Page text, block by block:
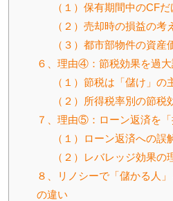
（１）保有期間中のCF
（２）売却時の損益の考
（３）都市部物件の資産
６、理由④：節税効果を過
（１）節税は「儲け」の
（２）所得税率別の節税
７、理由⑤：ローン返済を
（１）ローン返済への誤
（２）レバレッジ効果の
８、リノシーで「儲かる人
の違い